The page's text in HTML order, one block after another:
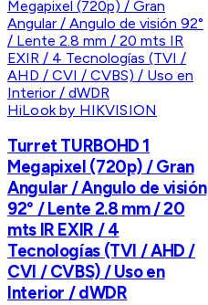
HiLook by HIKVISION
Turret TURBOHD 1
Megapixel (720p) / Gran
Angular / Angulo de visión
92° / Lente 2.8 mm / 20
mts IR EXIR / 4
Tecnologías (TVI / AHD /
CVI / CVBS) / Uso en
Interior / dWDR